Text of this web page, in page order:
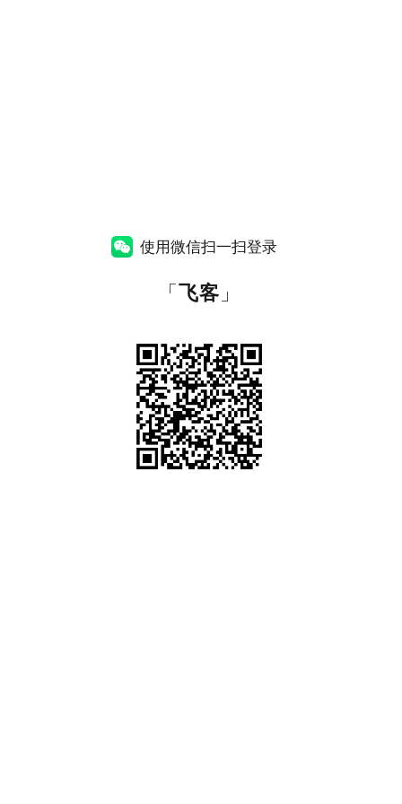
使用微信扫一扫登录
「飞客 」